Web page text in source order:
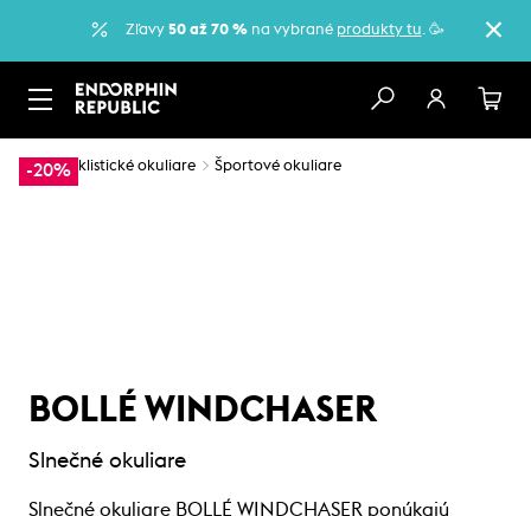
Zľavy 50 až 70 %na vybrané produkty tu. 🥳
-20%
… Cyklistické okuliare Športové okuliare
BOLLÉ WINDCHASER
Slnečné okuliare
Slnečné okuliare BOLLÉ WINDCHASER ponúkajú